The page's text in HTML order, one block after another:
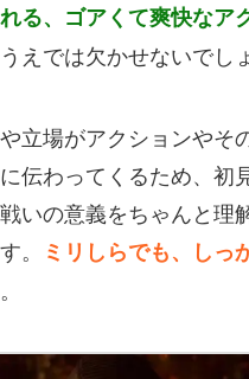
る、ゴアくて爽快なア
えでは欠かせないでし
立場がアクションやそ
伝わってくるため、初
いの意義をちゃんと理
。
ミリしらでも、しっ